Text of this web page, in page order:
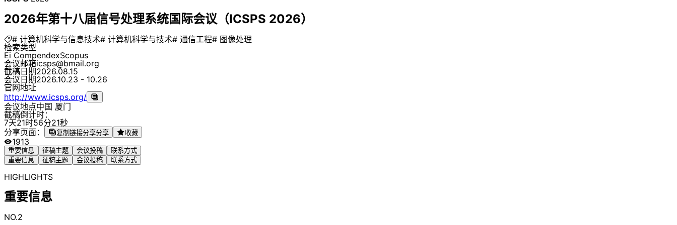
2026年第十八届信号处理系统国际会议（ICSPS 2026）
# 计算机科学与信息技术# 计算机科学与技术# 通信工程# 图像处理
检索类型
Ei CompendexScopus
会议邮箱icsps@bmail.org
截稿日期2026.08.15
会议日期2026.10.23 - 10.26
官网地址
http://www.icsps.org/
会议地点中国 厦门
截稿倒计时：
7天21时56分21秒
分享页面：
复制链接分享分享 收藏
1913
重要信息 征稿主题 会议投稿
联系方式
重要信息
征稿主题 会议投稿 联系方式
HIGHLIGHTS
重要信息
NO.2